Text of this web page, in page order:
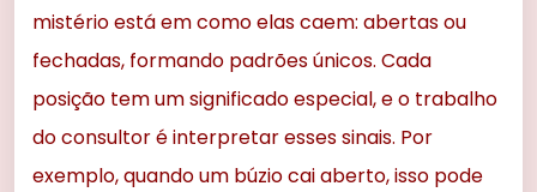
mistério está em como elas caem: abertas ou
fechadas, formando padrões únicos. Cada
posição tem um significado especial, e o trabalho
do consultor é interpretar esses sinais. Por
exemplo, quando um búzio cai aberto, isso pode